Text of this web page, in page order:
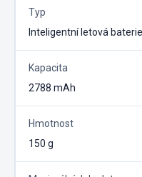
Typ
Inteligentní letová
Kapacita
2788 mAh
Hmotnost
150 g